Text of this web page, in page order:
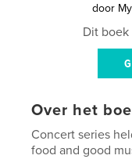
door
Dit
Over het
Concert series
food and good